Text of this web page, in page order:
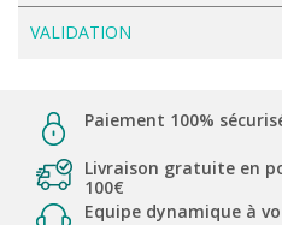
VALIDATION
Paiement 100%
Livraison gratuite en
100€
Equipe dynamique à